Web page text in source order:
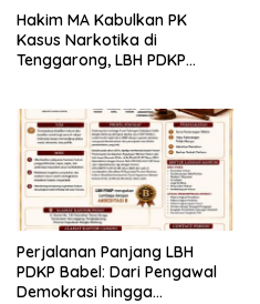
Hakim MA Kabulkan PK
Kasus Narkotika di
Tenggarong, LBH PDKP
Berkeadilan
Perjalanan Panjang LBH
PDKP Babel: Dari Pengawal
Demokrasi hingga